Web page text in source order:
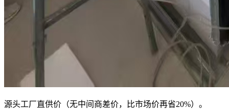
源头工厂直供价（无中间商差价，比市场价再省20%）。